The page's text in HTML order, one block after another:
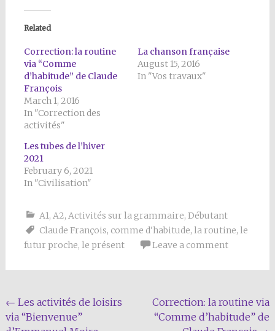
Related
Correction: la routine
via “Comme
d’habitude” de Claude
François
March 1, 2016
In "Correction des
activités"
La chanson française
August 15, 2016
In "Vos travaux"
Les tubes de l’hiver
2021
February 6, 2021
In "Civilisation"
A1, A2, Activités sur la grammaire, Débutant
Claude François, comme d'habitude, la routine, le
futur proche, le présent Leave a comment
Post
navigation
← Les activités de loisirs
via “Bienvenue”
Correction: la routine via
“Comme d’habitude” de